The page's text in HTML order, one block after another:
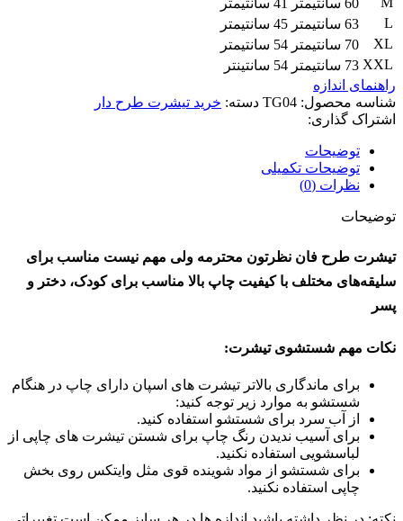
60 سانتیمتر
41 سانتیمتر
L
63 سانتیمتر
45 سانتیمتر
XL
70 سانتیمتر
54 سانتیمتر
XXL 73 سانتیمتر
54 سانتینتر
راهنمای اندازه
شناسه محصول: TG04 دسته: خرید تیشرت طرح دار
اشتراک گذاری:
توضیحات
توضیحات تکمیلی
نظرات (0)
توضیحات
تیشرت طرح فان نظرتون محترمه ولی مهم نیست مناسب برای
سلیقه‌های مختلف با کیفیت چاپ بالا مناسب برای کودک، دختر و
پسر
نکات مهم شستشوی تیشرت:
برای ماندگاری بالاتر تیشرت های اسپان دارای چاپ در هنگام
شستشو به موارد زیر توجه کنید:
از آب سرد برای شستشو استفاده کنید.
برای آسیب ندیدن رنگ چاپ برای شستن تیشرت های چاپی از
لباسشویی استفاده نکنید.
برای شستشو از مواد شوینده قوی مثل وایتکس روی بخش
چاپی استفاده نکنید.